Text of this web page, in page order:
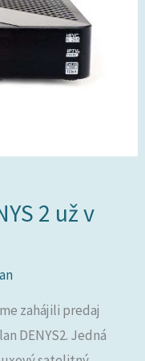
2 už v
zahájili predaj
DENYS2. Jedná